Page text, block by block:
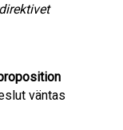
väntas